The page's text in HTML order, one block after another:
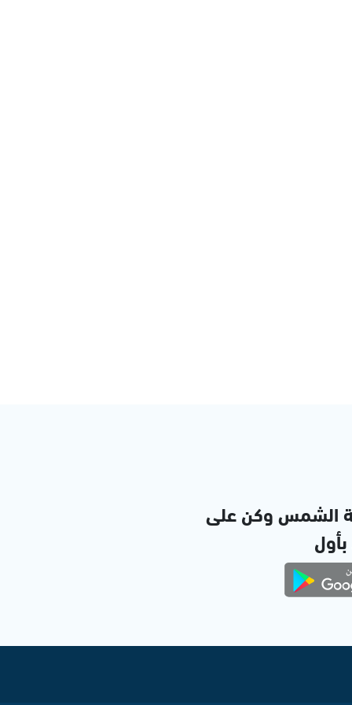
الشمس وكن على
بأول